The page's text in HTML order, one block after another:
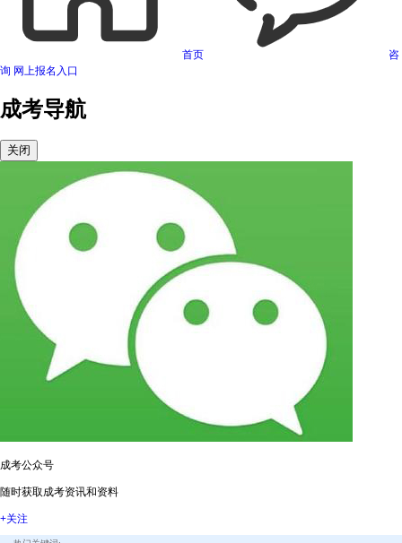
首页
咨
询 网上报名入口
成考导航
关闭
成考公众号
随时获取成考资讯和资料
+关注